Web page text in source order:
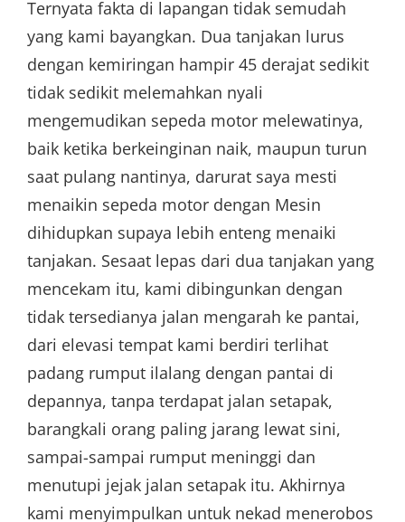
Ternyata fakta di lapangan tidak semudah
yang kami bayangkan. Dua tanjakan lurus
dengan kemiringan hampir 45 derajat sedikit
tidak sedikit melemahkan nyali
mengemudikan sepeda motor melewatinya,
baik ketika berkeinginan naik, maupun turun
saat pulang nantinya, darurat saya mesti
menaikin sepeda motor dengan Mesin
dihidupkan supaya lebih enteng menaiki
tanjakan. Sesaat lepas dari dua tanjakan yang
mencekam itu, kami dibingunkan dengan
tidak tersedianya jalan mengarah ke pantai,
dari elevasi tempat kami berdiri terlihat
padang rumput ilalang dengan pantai di
depannya, tanpa terdapat jalan setapak,
barangkali orang paling jarang lewat sini,
sampai-sampai rumput meninggi dan
menutupi jejak jalan setapak itu. Akhirnya
kami menyimpulkan untuk nekad menerobos